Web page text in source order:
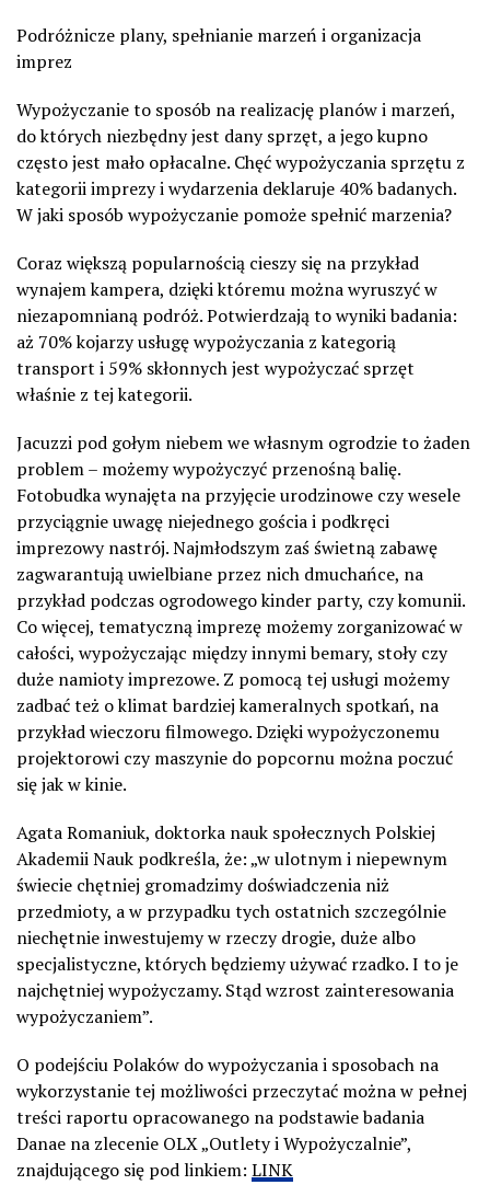
Podróżnicze plany, spełnianie marzeń i organizacja
imprez
Wypożyczanie to sposób na realizację planów i marzeń,
do których niezbędny jest dany sprzęt, a jego kupno
często jest mało opłacalne. Chęć wypożyczania sprzętu z
kategorii imprezy i wydarzenia deklaruje 40% badanych.
W jaki sposób wypożyczanie pomoże spełnić marzenia?
Coraz większą popularnością cieszy się na przykład
wynajem kampera, dzięki któremu można wyruszyć w
niezapomnianą podróż. Potwierdzają to wyniki badania:
aż 70% kojarzy usługę wypożyczania z kategorią
transport i 59% skłonnych jest wypożyczać sprzęt
właśnie z tej kategorii.
Jacuzzi pod gołym niebem we własnym ogrodzie to żaden
problem – możemy wypożyczyć przenośną balię.
Fotobudka wynajęta na przyjęcie urodzinowe czy wesele
przyciągnie uwagę niejednego gościa i podkręci
imprezowy nastrój. Najmłodszym zaś świetną zabawę
zagwarantują uwielbiane przez nich dmuchańce, na
przykład podczas ogrodowego kinder party, czy komunii.
Co więcej, tematyczną imprezę możemy zorganizować w
całości, wypożyczając między innymi bemary, stoły czy
duże namioty imprezowe. Z pomocą tej usługi możemy
zadbać też o klimat bardziej kameralnych spotkań, na
przykład wieczoru filmowego. Dzięki wypożyczonemu
projektorowi czy maszynie do popcornu można poczuć
się jak w kinie.
Agata Romaniuk, doktorka nauk społecznych Polskiej
Akademii Nauk podkreśla, że: „w ulotnym i niepewnym
świecie chętniej gromadzimy doświadczenia niż
przedmioty, a w przypadku tych ostatnich szczególnie
niechętnie inwestujemy w rzeczy drogie, duże albo
specjalistyczne, których będziemy używać rzadko. I to je
najchętniej wypożyczamy. Stąd wzrost zainteresowania
wypożyczaniem”.
O podejściu Polaków do wypożyczania i sposobach na
wykorzystanie tej możliwości przeczytać można w pełnej
treści raportu opracowanego na podstawie badania
Danae na zlecenie OLX „Outlety i Wypożyczalnie”,
znajdującego się pod linkiem: LINK